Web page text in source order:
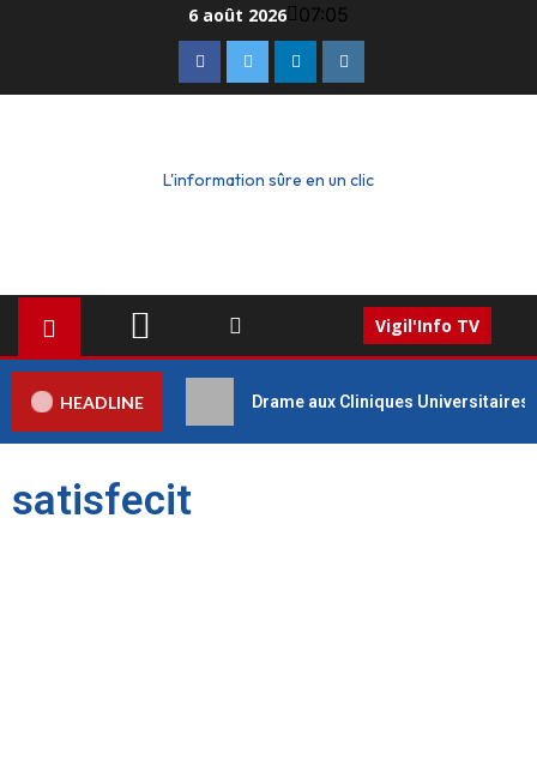
6 août 2026 07:05
L'information sûre en un clic
Vigil'Info TV
HEADLINE Drame aux Cliniques
satisfecit